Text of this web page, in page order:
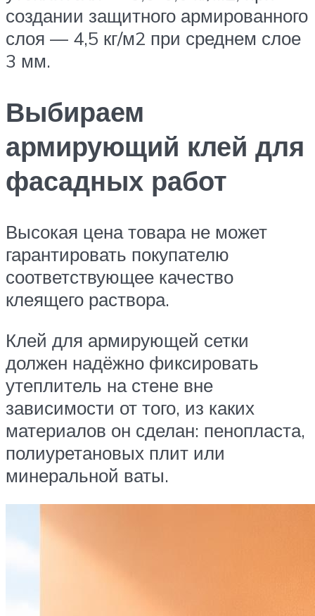
создании защитного армированного
слоя — 4,5 кг/м2 при среднем слое
3 мм.
Выбираем
армирующий клей для
фасадных работ
Высокая цена товара не может
гарантировать покупателю
соответствующее качество
клеящего раствора.
Клей для армирующей сетки
должен надёжно фиксировать
утеплитель на стене вне
зависимости от того, из каких
материалов он сделан: пенопласта,
полиуретановых плит или
минеральной ваты.